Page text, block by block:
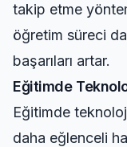
takip etme
öğretim süreci
başarıları artar.
Eğitimde
Eğitimde
daha eğlenceli